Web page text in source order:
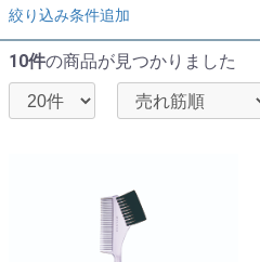
絞り込み条件追加
10件の商品が見つかりました